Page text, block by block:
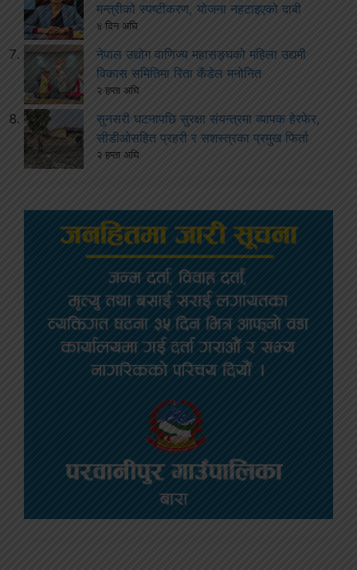
मन्त्रीको स्पष्टीकरण, योजना नहटाइएको दाबी
४ दिन अघि
नेपाल उद्योग वाणिज्य महासङ्घको महिला उद्यमी
विकास समितिमा रिता कँडेल मनोनित
२ हप्ता अघि
सुनसरी घटनापछि सुरक्षा संयन्त्रमा व्यापक हेरफेर,
सीडीओसहित प्रहरी र सशस्त्रका प्रमुख फिर्ता
२ हप्ता अघि